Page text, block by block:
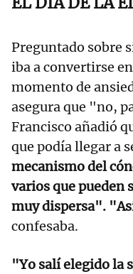
Preguntado sobre
iba a convertirse
momento de
asegura que "no,
Francisco añadió
que podía llegar a
mecanismo del
varios que pueden
muy dispersa".
confesaba.
"Yo salí elegido la